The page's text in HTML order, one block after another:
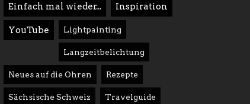
Einfach mal wieder... Inspiration
YouTube Lightpainting
Langzeitbelichtung
Neues auf die Ohren Rezepte
Sächsische Schweiz Travelguide